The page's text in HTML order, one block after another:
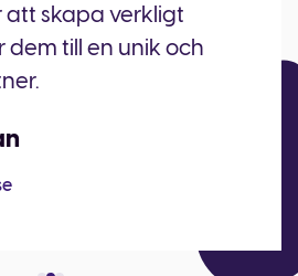
att skapa verkligt
till en unik och